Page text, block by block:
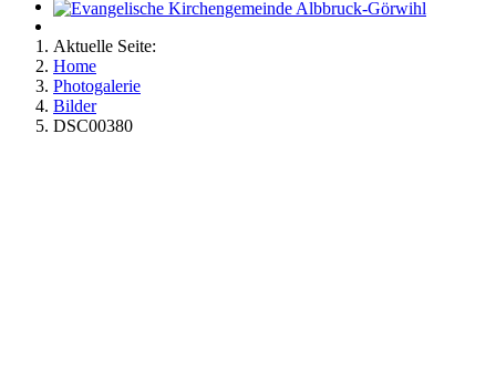
Aktuelle Seite:
Home
Photogalerie
Bilder
DSC00380